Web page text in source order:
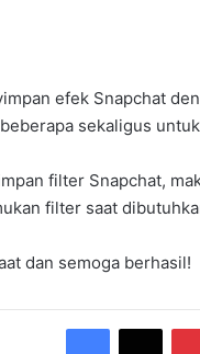
efek Snapchat
sekaligus
filter Snapchat,
filter saat
dan semoga berhasil!
Facebook
X